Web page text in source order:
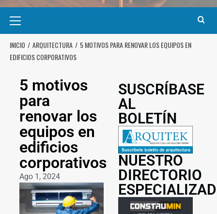
INICIO ARQUITECTURA
5 MOTIVOS PARA RENOVAR LOS EQUIPOS EN
EDIFICIOS CORPORATIVOS
5 motivos
para
renovar los
equipos en
edificios
corporativos
Ago 1, 2024
SUSCRÍBASE
AL
BOLETÍN
NUESTRO
DIRECTORIO